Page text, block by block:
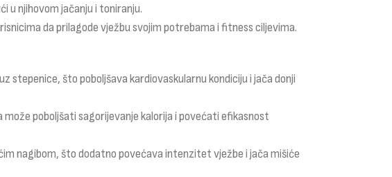
u njihovom jačanju i toniranju.
da prilagode vježbu svojim potrebama i fitness ciljevima.
stepenice, što poboljšava kardiovaskularnu kondiciju i jača donji
poboljšati sagorijevanje kalorija i povećati efikasnost
nagibom, što dodatno povećava intenzitet vježbe i jača mišiće